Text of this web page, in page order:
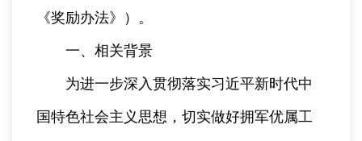
《奖励办法》）。
一、相关背景
为进一步深入贯彻落实习近平新时代中
国特色社会主义思想，切实做好拥军优属工